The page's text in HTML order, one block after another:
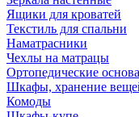
Ящики для кроватей
Текстиль для спальни
Наматрасники
Чехлы на матрацы
Ортопедические
Шкафы, хранение
Комоды